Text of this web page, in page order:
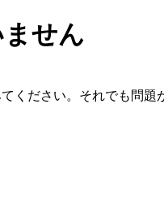
せん
ください。それでも問題